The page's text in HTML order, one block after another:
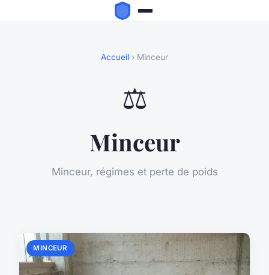
Accueil › Minceur
⚖️
Minceur
Minceur, régimes et perte de poids
MINCEUR